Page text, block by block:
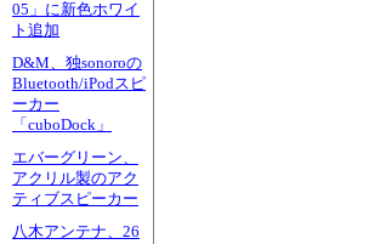
05」に新色ホワイ
ト追加
D&M、独sonoroの
Bluetooth/iPodスピ
ーカー
「cuboDock」
エバーグリーン、
アクリル製のアク
ティブスピーカー
八木アンテナ、26